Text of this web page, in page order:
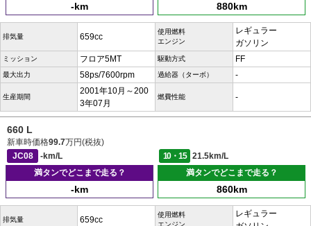
-km 880km
排気量 659cc
使用燃料
エンジン
レギュラー
ガソリン
ミッション フロア5MT 駆動方式 FF
最大出力 58ps/7600rpm 過給器（ターボ） -
生産期間
2001年10月～200
3年07月
燃費性能 -
660 L
新車時価格99.7万円(税抜)
JC08
-km/L 10・15
21.5km/L
満タンでどこまで走る？
-km
満タンでどこまで走る？
860km
排気量 659cc
使用燃料
エンジン
レギュラー